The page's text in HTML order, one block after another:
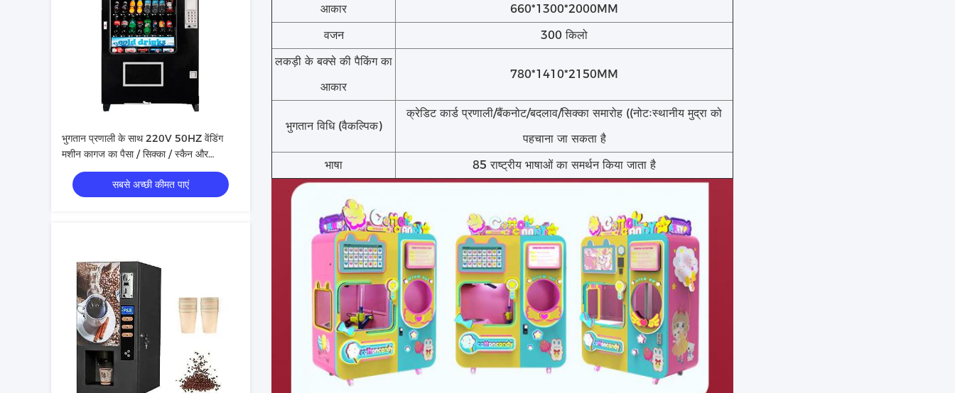
भुगतान प्रणाली के साथ 220V 50HZ वेंडिंग
मशीन कागज का पैसा / सिक्का / स्कैन और
अनुकूलित रंग पेंटिंग स्टिकर
सबसे अच्छी कीमत पाएं
आकार
660*1300*2000MM
वजन
300 किलो
लकड़ी के बक्से की पैकिंग का
आकार
780*1410*2150MM
भुगतान विधि (वैकल्पिक)
क्रेडिट कार्ड प्रणाली/बैंकनोट/बदलाव/सिक्का समारोह ((नोटःस्थानीय मुद्रा को
पहचाना जा सकता है
भाषा
85 राष्ट्रीय भाषाओं का समर्थन किया जाता है